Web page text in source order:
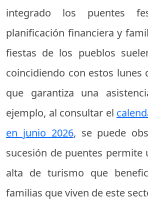
integrado los puentes
planificación financiera y
fiestas de los pueblos
coincidiendo con estos lunes
que garantiza una
ejemplo, al consultar el
en junio 2026, se puede
sucesión de puentes permite
alta de turismo que
familias que viven de este